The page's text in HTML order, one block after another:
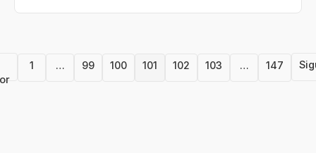
1 … 99 100 101 102 103 … 147